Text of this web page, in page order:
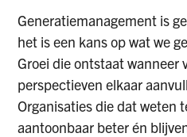
Generatiemanagement is
het is een kans op wat we
Groei die ontstaat wanneer
perspectieven elkaar
Organisaties die dat weten
aantoonbaar beter én